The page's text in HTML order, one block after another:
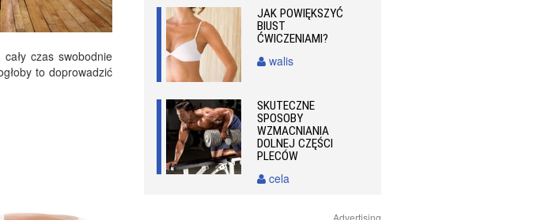
czas swobodnie
to doprowadzić
JAK POWIĘKSZYĆ
BIUST
ĆWICZENIAMI?
walis
SKUTECZNE
SPOSOBY
WZMACNIANIA
DOLNEJ CZĘŚCI
PLECÓW
cela
Advertising